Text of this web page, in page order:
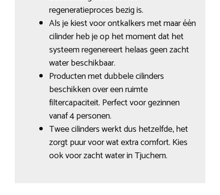
regeneratieproces bezig is.
Als je kiest voor ontkalkers met maar één
cilinder heb je op het moment dat het
systeem regenereert helaas geen zacht
water beschikbaar.
Producten met dubbele cilinders
beschikken over een ruimte
filtercapaciteit. Perfect voor gezinnen
vanaf 4 personen.
Twee cilinders werkt dus hetzelfde, het
zorgt puur voor wat extra comfort. Kies
ook voor zacht water in Tjuchem.